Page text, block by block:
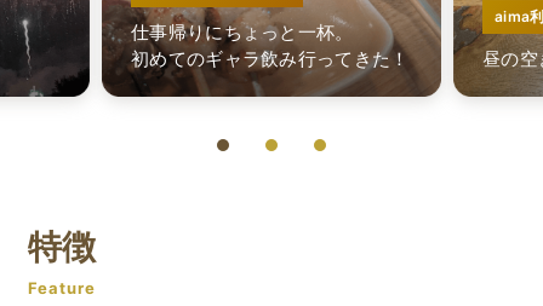
仕事帰りにちょっと一杯。
初めてのギャラ飲み行ってきた！
aima
昼の空
特徴
Feature